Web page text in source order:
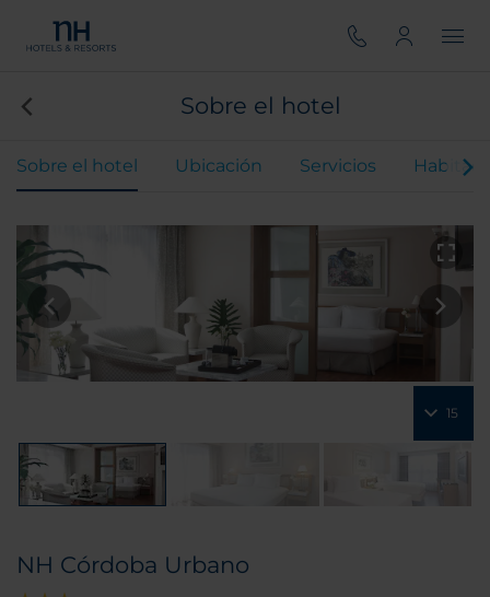
Sobre el hotel
Sobre el hotel Ubicación Servicios
15
NH Córdoba Urbano